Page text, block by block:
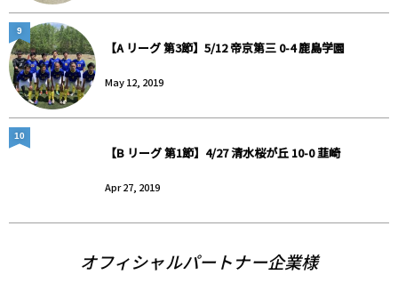
【A リーグ 第3節】5/12 帝京第三 0-4 鹿島学園
May 12, 2019
9
【B リーグ 第1節】4/27 清水桜が丘 10-0 韮崎
Apr 27, 2019
10
オフィシャルパートナー企業様